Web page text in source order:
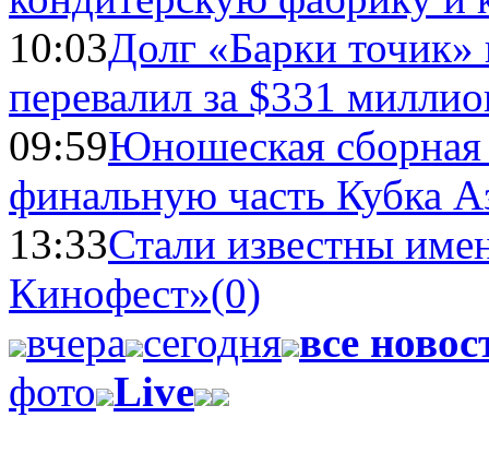
10:03Долг «Барки
перевалил за $331
09:59Юношеская
финальную часть Кубка
13:33Стали известны
Кинофест»(0)
вчера сегодня все
фото Live